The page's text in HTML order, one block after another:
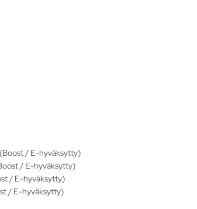
/ E-hyväksytty)
/ E-hyväksytty)
/ E-hyväksytty)
/ E-hyväksytty)